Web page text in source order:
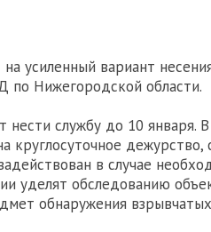
усиленный вариант
Нижегородской области.
службу до 10 января.
дежурство,
в случае
уделят обследованию
обнаружения